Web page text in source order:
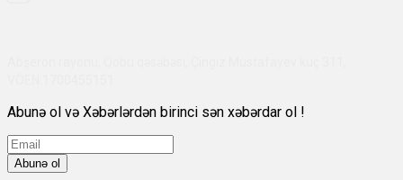
Abunə ol və Xəbərlərdən birinci sən xəbərdar ol !
Abunə ol